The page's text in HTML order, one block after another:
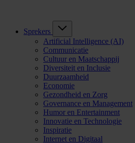
Sprekers
Artificial Intelligence (AI)
Communicatie
Cultuur en Maatschappij
Diversiteit en Inclusie
Duurzaamheid
Economie
Gezondheid en Zorg
Governance en Management
Humor en Entertainment
Innovatie en Technologie
Inspiratie
Internet en Digitaal